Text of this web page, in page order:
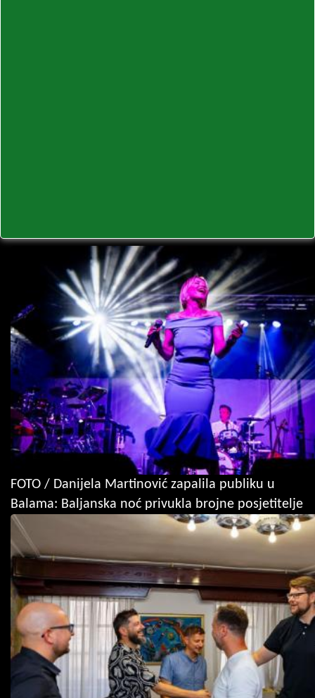
FOTO / Danijela Martinović zapalila publiku u
Balama: Baljanska noć privukla brojne posjetitelje